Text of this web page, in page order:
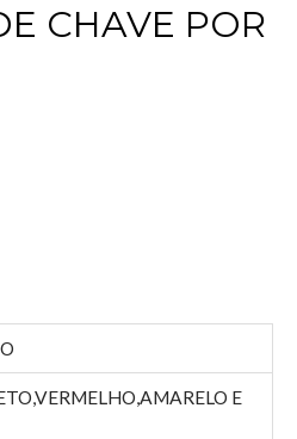
CHAVE POR
E